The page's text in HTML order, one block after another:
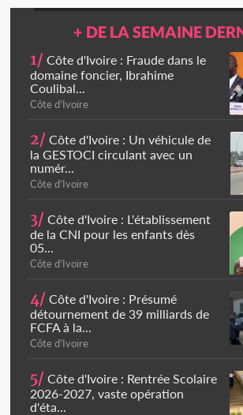
+ DE LA SEMAINE
1/ Côte d'Ivoire : Fraude dans le
domaine foncier, Ibrahime
Coulibal...
Côte d'Ivoire
2/ Côte d'Ivoire : Un véhicule de
la GESTOCI circulant avec un
numér...
Côte d'Ivoire
3/ Côte d'Ivoire : L'établissement
de la CNI pour les enfants dès
05...
Côte d'Ivoire
4/ Côte d'Ivoire : Présumé
détournement de 39 milliards de
FCFA à la...
Côte d'Ivoire
5/ Côte d'Ivoire : Rentrée Scolaire
2026-2027, vaste opération
d'éta...